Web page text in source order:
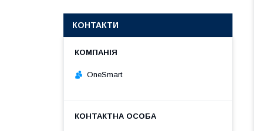
КОНТАКТИ
OneSmart